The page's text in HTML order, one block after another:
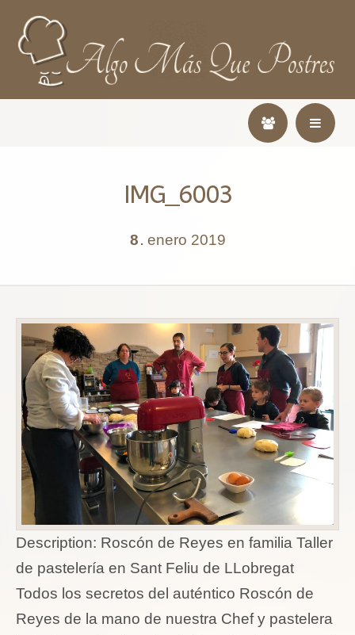
IMG_6003
8 . enero 2019
Description: Roscón de Reyes en familia Taller
de pastelería en Sant Feliu de LLobregat
Todos los secretos del auténtico Roscón de
Reyes de la mano de nuestra Chef y pastelera